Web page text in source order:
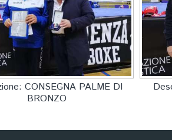
CONSEGNA PALME DI
BRONZO